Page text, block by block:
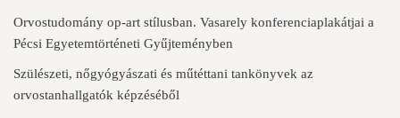
Orvostudomány op-art stílusban. Vasarely konferenciaplakátjai a
Pécsi Egyetemtörténeti Gyűjteményben
Szülészeti, nőgyógyászati és műtéttani tankönyvek az
orvostanhallgatók képzéséből